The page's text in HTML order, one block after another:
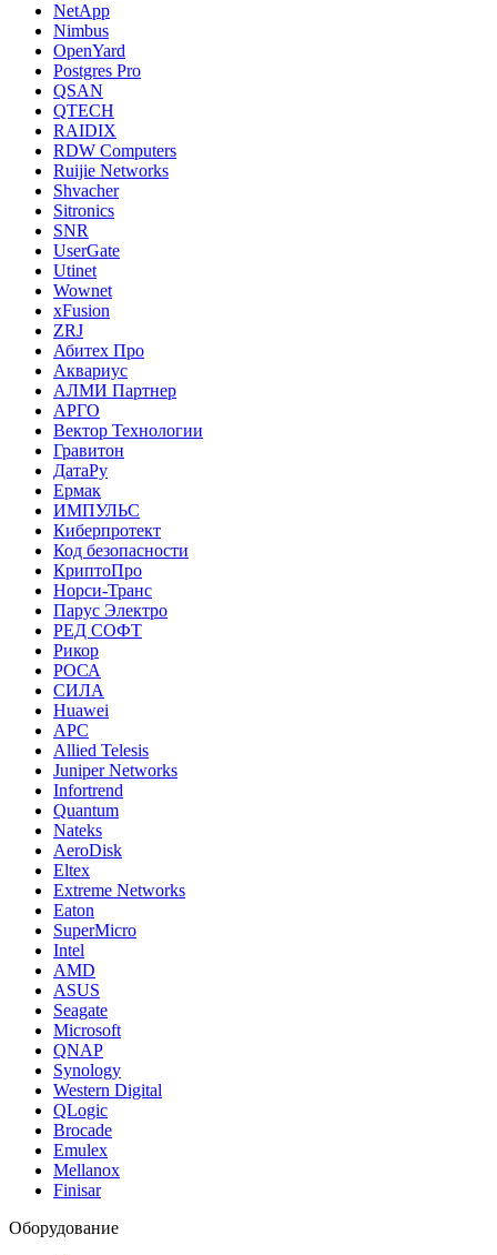
NetApp
Nimbus
OpenYard
Postgres Pro
QSAN
QTECH
RAIDIX
RDW Computers
Ruijie Networks
Shvacher
Sitronics
SNR
UserGate
Utinet
Wownet
xFusion
ZRJ
Абитех Про
Аквариус
АЛМИ Партнер
АРГО
Вектор Технологии
Гравитон
ДатаРу
Ермак
ИМПУЛЬС
Киберпротект
Код безопасности
КриптоПро
Норси-Транс
Парус Электро
РЕД СОФТ
Рикор
РОСА
СИЛА
Huawei
APC
Allied Telesis
Juniper Networks
Infortrend
Quantum
Nateks
AeroDisk
Eltex
Extreme Networks
Eaton
SuperMicro
Intel
AMD
ASUS
Seagate
Microsoft
QNAP
Synology
Western Digital
QLogic
Brocade
Emulex
Mellanox
Finisar
Оборудование